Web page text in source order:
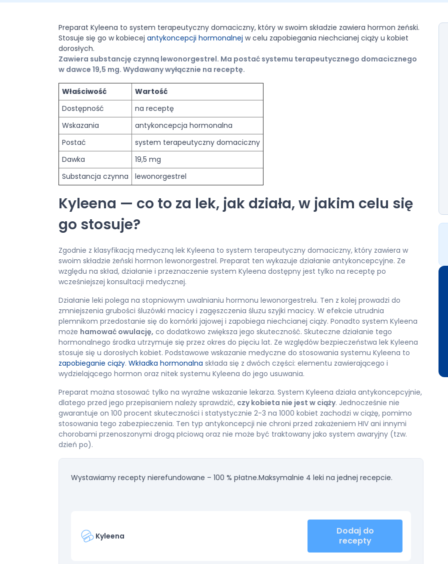
Preparat Kyleena to system terapeutyczny domaciczny, który w swoim składzie zawiera hormon żeński.
Stosuje się go w kobiecej antykoncepcji hormonalnej w celu zapobiegania niechcianej ciąży u kobiet
dorosłych.
Zawiera substancję czynną lewonorgestrel. Ma postać systemu terapeutycznego domacicznego
w dawce 19,5 mg. Wydawany wyłącznie na receptę.
Właściwość
Wartość
Dostępność
na receptę
Wskazania
antykoncepcja hormonalna
Postać
system terapeutyczny domaciczny
Dawka
19,5 mg
Substancja czynna
lewonorgestrel
Kyleena — co to za lek, jak działa, w jakim celu się
go stosuje?
Zgodnie z klasyfikacją medyczną lek Kyleena to system terapeutyczny domaciczny, który zawiera w
swoim składzie żeński hormon lewonorgestrel. Preparat ten wykazuje działanie antykoncepcyjne. Ze
względu na skład, działanie i przeznaczenie system Kyleena dostępny jest tylko na receptę po
wcześniejszej konsultacji medycznej.
Działanie leki polega na stopniowym uwalnianiu hormonu lewonorgestrelu. Ten z kolej prowadzi do
zmniejszenia grubości śluzówki macicy i zagęszczenia śluzu szyjki macicy. W efekcie utrudnia
plemnikom przedostanie się do komórki jajowej i zapobiega niechcianej ciąży. Ponadto system Kyleena
może hamować owulację, co dodatkowo zwiększa jego skuteczność. Skuteczne działanie tego
hormonalnego środka utrzymuje się przez okres do pięciu lat. Ze względów bezpieczeństwa lek Kyleena
stosuje się u dorosłych kobiet. Podstawowe wskazanie medyczne do stosowania systemu Kyleena to
zapobieganie ciąży. Wkładka hormonalna składa się z dwóch części: elementu zawierającego i
wydzielającego hormon oraz nitek systemu Kyleena do jego usuwania.
Preparat można stosować tylko na wyraźne wskazanie lekarza. System Kyleena działa antykoncepcyjnie,
dlatego przed jego przepisaniem należy sprawdzić, czy kobieta nie jest w ciąży. Jednocześnie nie
gwarantuje on 100 procent skuteczności i statystycznie 2-3 na 1000 kobiet zachodzi w ciążę, pomimo
stosowania tego zabezpieczenia. Ten typ antykoncepcji nie chroni przed zakażeniem HIV ani innymi
chorobami przenoszonymi drogą płciową oraz nie może być traktowany jako system awaryjny (tzw.
dzień po).
Wystawiamy recepty nierefundowane – 100 % płatne.Maksymalnie 4 leki na jednej recepcie.
Kyleena
Dodaj do
recepty